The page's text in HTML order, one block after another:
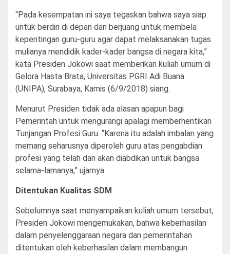
“Pada kesempatan ini saya tegaskan bahwa saya siap
untuk berdiri di depan dan berjuang untuk membela
kepentingan guru-guru agar dapat melaksanakan tugas
mulianya mendidik kader-kader bangsa di negara kita,”
kata Presiden Jokowi saat memberikan kuliah umum di
Gelora Hasta Brata, Universitas PGRI Adi Buana
(UNIPA), Surabaya, Kamis (6/9/2018) siang.
Menurut Presiden tidak ada alasan apapun bagi
Pemerintah untuk mengurangi apalagi memberhentikan
Tunjangan Profesi Guru. “Karena itu adalah imbalan yang
memang seharusnya diperoleh guru atas pengabdian
profesi yang telah dan akan diabdikan untuk bangsa
selama-lamanya,” ujarnya.
Ditentukan Kualitas SDM
Sebelumnya saat menyampaikan kuliah umum tersebut,
Presiden Jokowi mengemukakan, bahwa keberhasilan
dalam penyelenggaraan negara dan pemerintahan
ditentukan oleh keberhasilan dalam membangun